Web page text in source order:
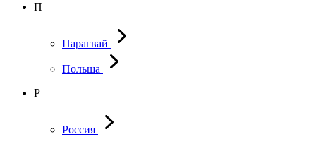
П
Парагвай
Польша
Р
Россия